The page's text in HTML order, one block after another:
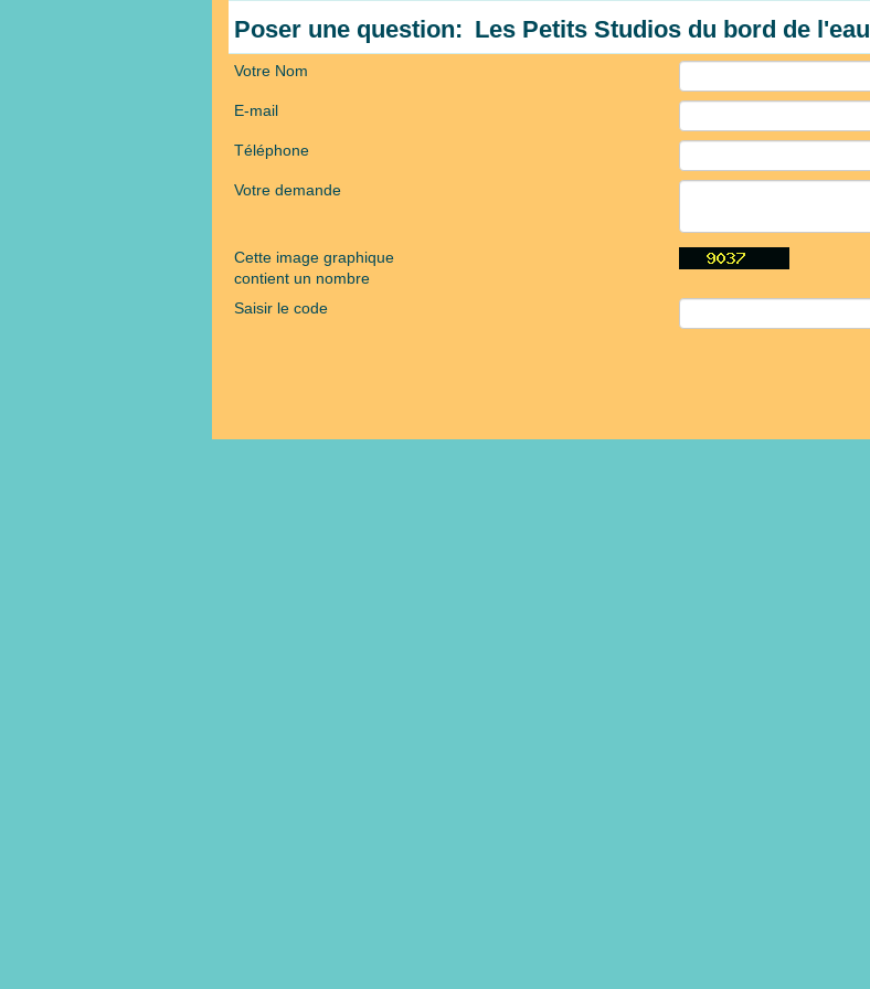
Poser une question: Les Petits Studios du bord de l'eau
Votre Nom
E-mail
Téléphone
Votre demande
Cette image graphique
contient un nombre
Saisir le code